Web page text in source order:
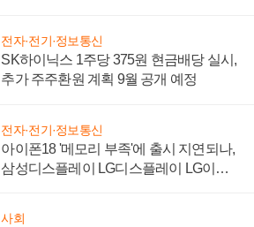
전자·전기·정보통신
SK하이닉스 1주당 375원 현금배당 실시,
추가 주주환원 계획 9월 공개 예정
전자·전기·정보통신
아이폰18 '메모리 부족'에 출시 지연되나,
삼성디스플레이 LG디스플레이 LG이노
사회